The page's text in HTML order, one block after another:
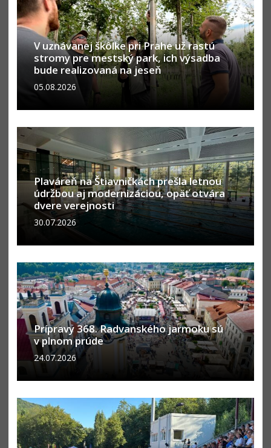
V uznávanej škôlke pri Prahe už rastú
stromy pre mestský park, ich výsadba
bude realizovaná na jeseň
05.08.2026
Plaváreň na Štiavničkách prešla letnou
údržbou aj modernizáciou, opäť otvára
dvere verejnosti
30.07.2026
Prípravy 368. Radvanského jarmoku sú
v plnom prúde
24.07.2026